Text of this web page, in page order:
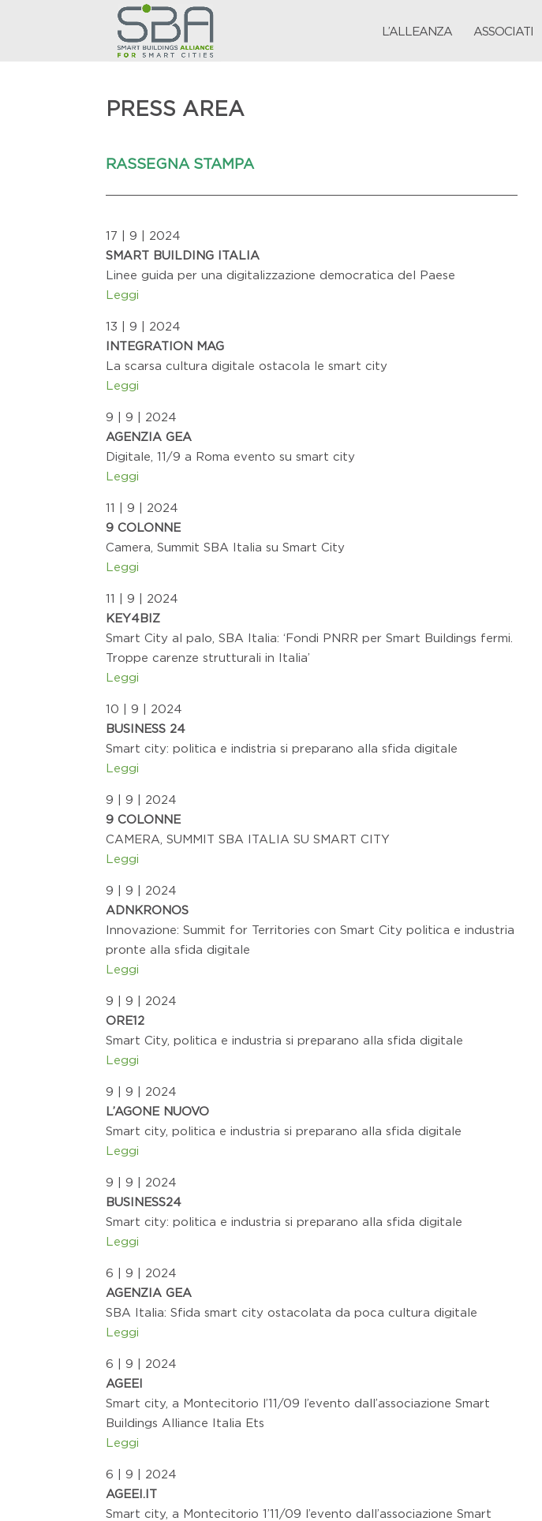
L’ALLEANZA ASSOCIATI
PRESS AREA
RASSEGNA STAMPA
17 | 9 | 2024
SMART BUILDING ITALIA
Linee guida per una digitalizzazione democratica del Paese
Leggi
13 | 9 | 2024
INTEGRATION MAG
La scarsa cultura digitale ostacola le smart city
Leggi
9 | 9 | 2024
AGENZIA GEA
Digitale, 11/9 a Roma evento su smart city
Leggi
11 | 9 | 2024
9 COLONNE
Camera, Summit SBA Italia su Smart City
Leggi
11 | 9 | 2024
KEY4BIZ
Smart City al palo, SBA Italia: ‘Fondi PNRR per Smart Buildings fermi.
Troppe carenze strutturali in Italia’
Leggi
10 | 9 | 2024
BUSINESS 24
Smart city: politica e indistria si preparano alla sfida digitale
Leggi
9 | 9 | 2024
9 COLONNE
CAMERA, SUMMIT SBA ITALIA SU SMART CITY
Leggi
9 | 9 | 2024
ADNKRONOS
Innovazione: Summit for Territories con Smart City politica e industria
pronte alla sfida digitale
Leggi
9 | 9 | 2024
ORE12
Smart City, politica e industria si preparano alla sfida digitale
Leggi
9 | 9 | 2024
L’AGONE NUOVO
Smart city, politica e industria si preparano alla sfida digitale
Leggi
9 | 9 | 2024
BUSINESS24
Smart city: politica e industria si preparano alla sfida digitale
Leggi
6 | 9 | 2024
AGENZIA GEA
SBA Italia: Sfida smart city ostacolata da poca cultura digitale
Leggi
6 | 9 | 2024
AGEEI
Smart city, a Montecitorio l’11/09 l’evento dall’associazione Smart
Buildings Alliance Italia Ets
Leggi
6 | 9 | 2024
AGEEI.IT
Smart city, a Montecitorio 1’11/09 l’evento dall’associazione Smart